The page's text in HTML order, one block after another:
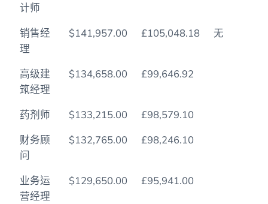
计师
销售经
理
$141,957.00 £105,048.18 无
高级建
筑经理
$134,658.00 £99,646.92
药剂师 $133,215.00
£98,579.10
财务顾
问
$132,765.00 £98,246.10
业务运
营经理
$129,650.00 £95,941.00